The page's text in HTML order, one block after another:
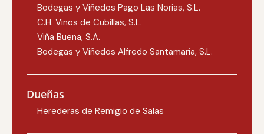
Bodegas y Viñedos Pago Las Norias, S.L.
C.H. Vinos de Cubillas, S.L.
Viña Buena, S.A.
Bodegas y Viñedos Alfredo Santamaría, S.L.
Dueñas
Herederas de Remigio de Salas